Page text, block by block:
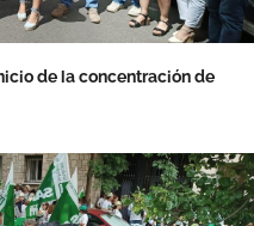
de la concentración de